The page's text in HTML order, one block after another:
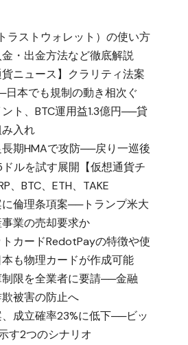
ラストウォレット）の使い方
金・出金方法など徹底解説
貨ニュース】クラリティ法案
日本でも規制の動き相次ぐ
ト、BTC運用益1.3億円──貸
入れ
期HMAで攻防──戻り一巡後
ルを試す展開【仮想通貨チ
、BTC、ETH、TAKE
倫理条項案──トランプ米大
業の売却要求か
カードRedotPayの特徴や使
も物理カードが作成可能
限を全業者に要請──金融
被害の防止へ
成立確率23%に低下──ビッ
す2つのシナリオ